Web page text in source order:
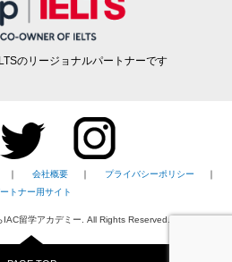
のリージョナルパートナーです
｜ 会社概要 ｜ プライバシーポリシー
｜
トナー用サイト
IAC留学アカデミー. All Rights Reserved.